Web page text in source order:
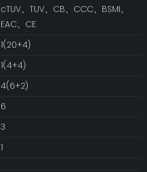
cTUV、TUV、CB、CCC、BSMI、
EAC、CE
1(20+4)
1(4+4)
4(6+2)
6
3
1